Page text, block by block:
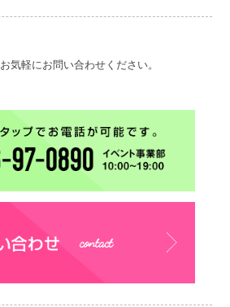
気軽にお問い合わせください。